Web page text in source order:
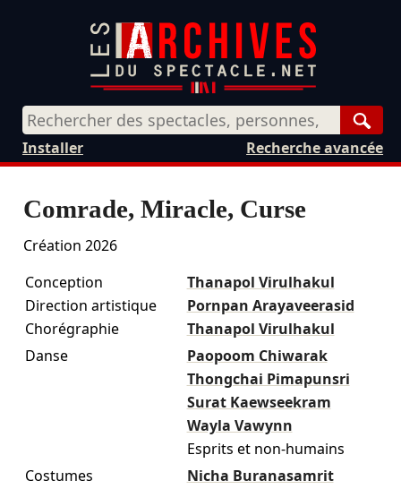
Recherche avancée
Installer
Comrade, Miracle, Curse
Création 2026
Conception
Thanapol Virulhakul
Direction artistique
Pornpan Arayaveerasid
Chorégraphie
Thanapol Virulhakul
Danse
Paopoom Chiwarak
Thongchai Pimapunsri
Surat Kaewseekram
Wayla Vawynn
Esprits et non-humains
Costumes
Nicha Buranasamrit